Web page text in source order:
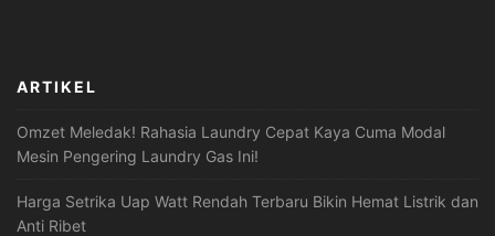
ARTIKEL
Omzet Meledak! Rahasia Laundry Cepat Kaya Cuma Modal
Mesin Pengering Laundry Gas Ini!
Harga Setrika Uap Watt Rendah Terbaru Bikin Hemat Listrik dan
Anti Ribet